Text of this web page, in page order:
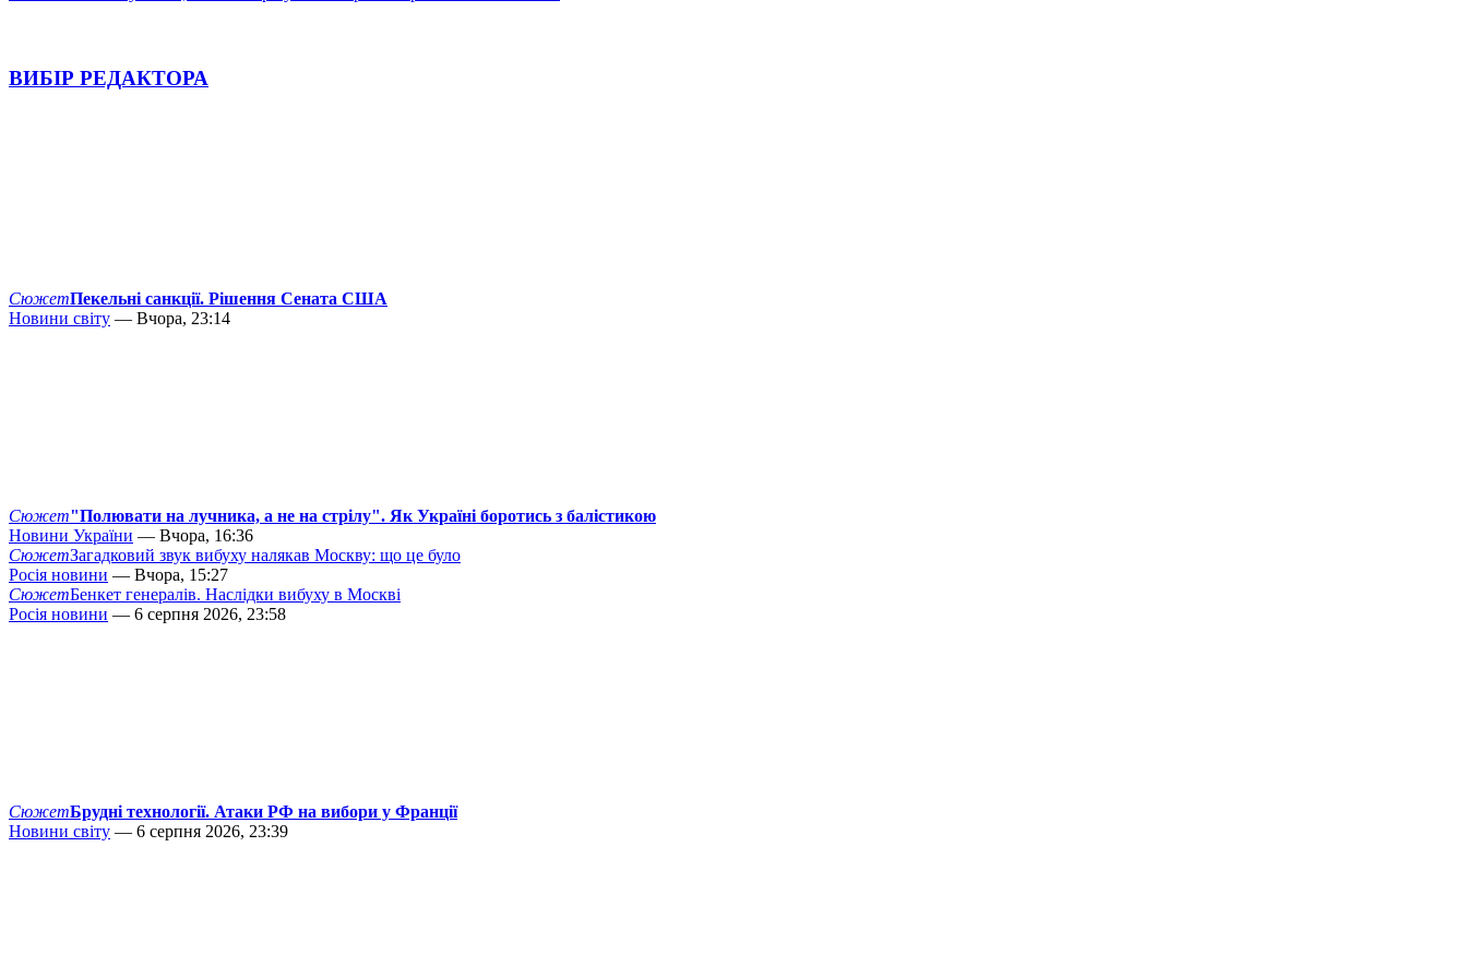
ВИБІР РЕДАКТОРА
СюжетПекельні санкції. Рішення Сената США
Новини світу — Вчора, 23:14
Сюжет"Полювати на лучника, а не на стрілу". Як Україні боротись з балістикою
Новини України — Вчора, 16:36
СюжетЗагадковий звук вибуху налякав Москву: що це було
Росія новини — Вчора, 15:27
СюжетБенкет генералів. Наслідки вибуху в Москві
Росія новини — 6 серпня 2026, 23:58
СюжетБрудні технології. Атаки РФ на вибори у Франції
Новини світу — 6 серпня 2026, 23:39